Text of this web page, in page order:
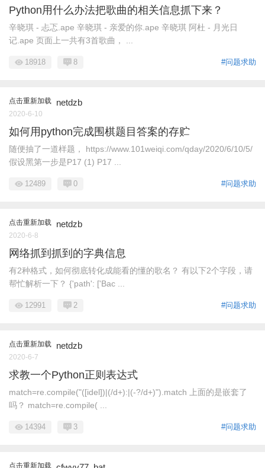
Python用什么办法把歌曲的相关信息抓下来？
辛晓琪 - 忐忑.ape 辛晓琪 - 亲爱的你.ape 辛晓琪 阿杜 - 月光日
记.ape 页面上一共有3首歌曲， ...
#问题求助
18918 8
点击重新加载 netdzb
2020-6-10
如何用python完成围棋题目答案的存贮
随便抽了一道样题， https://www.101weiqi.com/qday/2020/6/10/5/
假设黑第一步是P17 (1) P17 ...
#问题求助
12489 0
点击重新加载 netdzb
2020-6-8
网络抓到抓到的字典信息
有2种格式，如何彻底转化成能看的懂的歌名？ 有以下2个字段，请
帮忙解析一下？ {'path': ['Bac ...
#问题求助
12991 2
点击重新加载 netdzb
2020-6-7
求教一个Python正则表达式
match=re.compile("([idel])|(/d+):|(-?/d+)").match 上面的是嵌套了
吗？ match=re.compile( ...
#问题求助
14394 3
点击重新加载